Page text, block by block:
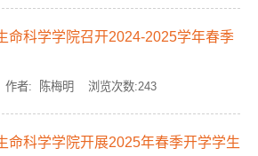
命科学学院召开2024-2025学年春季
作者: 陈梅明 浏览次数:243
命科学学院开展2025年春季开学学生